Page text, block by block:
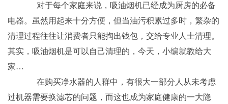
对于每个家庭来说，吸油烟机已经成为厨房的必备
电器。虽然用起来十分方便，但当油污积累过多时，繁杂的
清理过程往往让消费者只能掏出钱包，交给专业人士清理。
其实，吸油烟机是可以自己清理的，今天，小编就教给大
家…
在购买净水器的人群中，有很大一部分人从未考虑
过机器需要换滤芯的问题，而这也成为家庭健康的一大隐